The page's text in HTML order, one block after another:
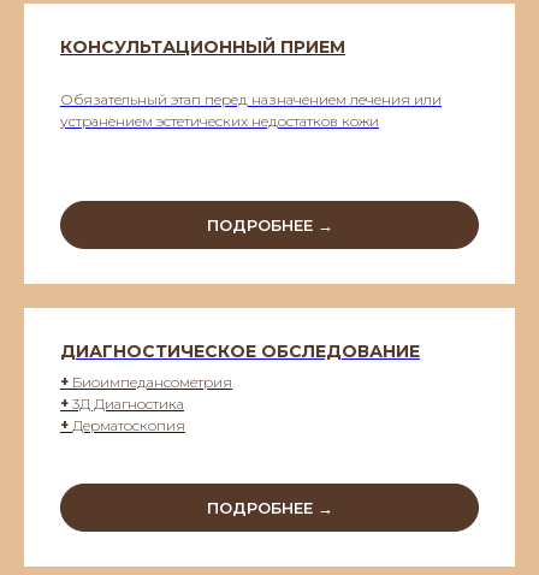
КОНСУЛЬТАЦИОННЫЙ ПРИЕМ
Обязательный этап перед назначением лечения или
устранением эстетических недостатков кожи
ПОДРОБНЕЕ →
ДИАГНОСТИЧЕСКОЕ ОБСЛЕДОВАНИЕ
+ Биоимпедансометрия
+ 3Д Диагностика
+ Дерматоскопия
ПОДРОБНЕЕ →